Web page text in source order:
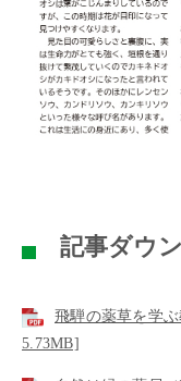
記事ダウ
飛騨の薬草を学
5.73MB]